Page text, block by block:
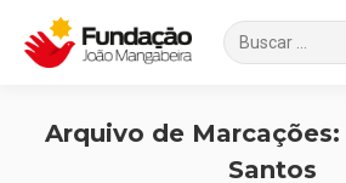
Search:
Arquivo de Marcações:
Santos